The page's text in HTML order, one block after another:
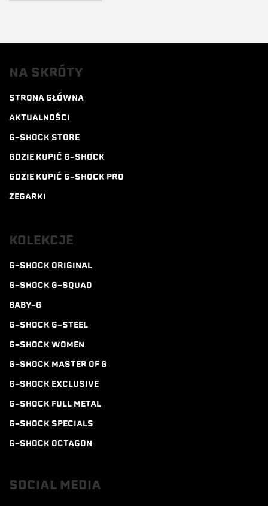
NA SKRÓTY
STRONA GŁÓWNA
AKTUALNOŚCI
G-SHOCK STORE
GDZIE KUPIĆ G-SHOCK
GDZIE KUPIĆ G-SHOCK PRO
ZEGARKI
KOLEKCJE
G-SHOCK ORIGINAL
G-SHOCK G-SQUAD
BABY-G
G-SHOCK G-STEEL
G-SHOCK WOMEN
G-SHOCK MASTER OF G
G-SHOCK EXCLUSIVE
G-SHOCK FULL METAL
G-SHOCK SPECIALS
G-SHOCK OCTAGON
SOCIAL MEDIA